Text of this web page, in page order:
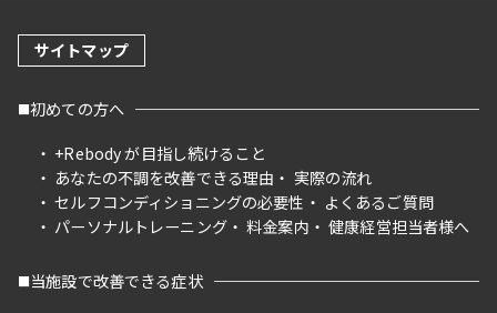
サイトマップ
初めての方へ
+Rebody が目指し続けること
あなたの不調を改善できる理由
実際の流れ
セルフコンディショニングの必要性
よくあるご質問
パーソナルトレーニング
料金案内 健康経営担当者様へ
当施設で改善できる症状